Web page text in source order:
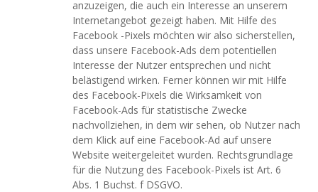
anzuzeigen, die auch ein Interesse an unserem
Internetangebot gezeigt haben. Mit Hilfe des
Facebook -Pixels möchten wir also sicherstellen,
dass unsere Facebook-Ads dem potentiellen
Interesse der Nutzer entsprechen und nicht
belästigend wirken. Ferner können wir mit Hilfe
des Facebook-Pixels die Wirksamkeit von
Facebook-Ads für statistische Zwecke
nachvollziehen, in dem wir sehen, ob Nutzer nach
dem Klick auf eine Facebook-Ad auf unsere
Website weitergeleitet wurden. Rechtsgrundlage
für die Nutzung des Facebook-Pixels ist Art. 6
Abs. 1 Buchst. f DSGVO.